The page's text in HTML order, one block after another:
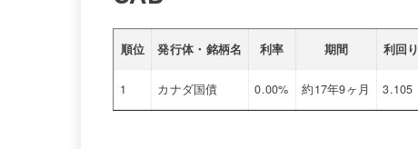
順位 発行体・銘柄名 利率 期間 利回り
1 カナダ国債 0.00% 約17年9ヶ月 3.105